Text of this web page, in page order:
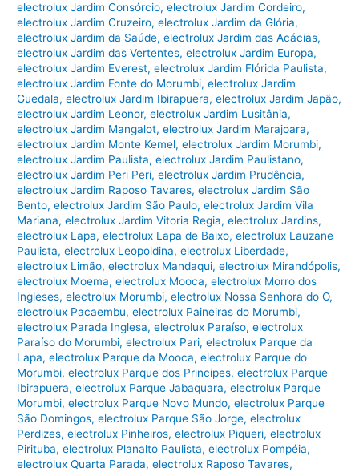
electrolux Jardim Consórcio,electrolux Jardim Cordeiro,
electrolux Jardim Cruzeiro,electrolux Jardim da Glória,
electrolux Jardim da Saúde,electrolux Jardim das Acácias,
electrolux Jardim das Vertentes,electrolux Jardim Europa,
electrolux Jardim Everest,electrolux Jardim Flórida Paulista,
electrolux Jardim Fonte do Morumbi,electrolux Jardim
Guedala,electrolux Jardim Ibirapuera,electrolux Jardim Japão,
electrolux Jardim Leonor,electrolux Jardim Lusitânia,
electrolux Jardim Mangalot,electrolux Jardim Marajoara,
electrolux Jardim Monte Kemel,electrolux Jardim Morumbi,
electrolux Jardim Paulista,electrolux Jardim Paulistano,
electrolux Jardim Peri Peri,electrolux Jardim Prudência,
electrolux Jardim Raposo Tavares,electrolux Jardim São
Bento,electrolux Jardim São Paulo,electrolux Jardim Vila
Mariana,electrolux Jardim Vitoria Regia,electrolux Jardins,
electrolux Lapa,electrolux Lapa de Baixo,electrolux Lauzane
Paulista,electrolux Leopoldina,electrolux Liberdade,
electrolux Limão,electrolux Mandaqui,electrolux Mirandópolis,
electrolux Moema,electrolux Mooca,electrolux Morro dos
Ingleses,electrolux Morumbi,electrolux Nossa Senhora do O,
electrolux Pacaembu,electrolux Paineiras do Morumbi,
electrolux Parada Inglesa,electrolux Paraíso,electrolux
Paraíso do Morumbi,electrolux Pari,electrolux Parque da
Lapa,electrolux Parque da Mooca,electrolux Parque do
Morumbi,electrolux Parque dos Principes,electrolux Parque
Ibirapuera,electrolux Parque Jabaquara,electrolux Parque
Morumbi,electrolux Parque Novo Mundo,electrolux Parque
São Domingos,electrolux Parque São Jorge,electrolux
Perdizes,electrolux Pinheiros,electrolux Piqueri,electrolux
Pirituba,electrolux Planalto Paulista,electrolux Pompéia,
electrolux Quarta Parada,electrolux Raposo Tavares,